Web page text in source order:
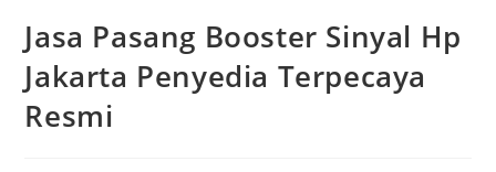
Jasa Pasang Booster Sinyal Hp
Jakarta Penyedia Terpecaya
Resmi